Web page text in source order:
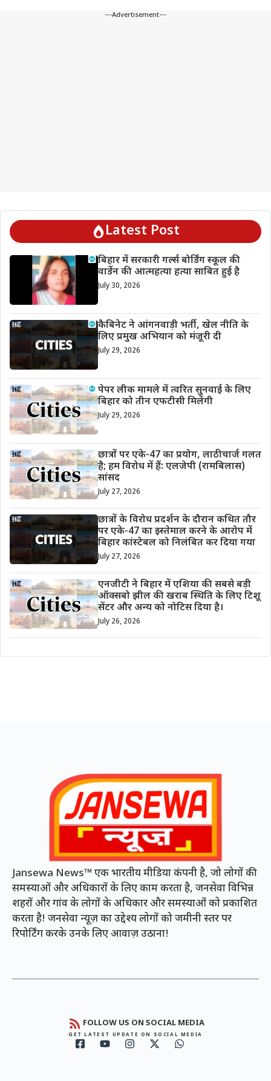
---Advertisement---
Latest Post
बिहार में सरकारी गर्ल्स बोर्डिंग स्कूल की
वार्डेन की आत्महत्या हत्या साबित हुई है
July 30, 2026
कैबिनेट ने आंगनवाड़ी भर्ती, खेल नीति के
लिए प्रमुख अभियान को मंजूरी दी
July 29, 2026
पेपर लीक मामले में त्वरित सुनवाई के लिए
बिहार को तीन एफटीसी मिलेंगी
July 29, 2026
छात्रों पर एके-47 का प्रयोग, लाठीचार्ज गलत
है; हम विरोध में हैं: एलजेपी (रामबिलास)
सांसद
July 27, 2026
छात्रों के विरोध प्रदर्शन के दौरान कथित तौर
पर एके-47 का इस्तेमाल करने के आरोप में
बिहार कांस्टेबल को निलंबित कर दिया गया
July 27, 2026
एनजीटी ने बिहार में एशिया की सबसे बड़ी
ऑक्सबो झील की खराब स्थिति के लिए टिशू
सेंटर और अन्य को नोटिस दिया है।
July 26, 2026
Jansewa News™ एक भारतीय मीडिया कंपनी है, जो लोगों की
समस्याओं और अधिकारों के लिए काम करता है, जनसेवा विभिन्न
शहरों और गांव के लोगों के अधिकार और समस्याओं को प्रकाशित
करता है! जनसेवा न्यूज़ का उद्देश्य लोगों को जमीनी स्तर पर
रिपोर्टिंग करके उनके लिए आवाज़ उठाना!
FOLLOW US ON SOCIAL MEDIA
GET LATEST UPDATE ON SOCIAL MEDIA